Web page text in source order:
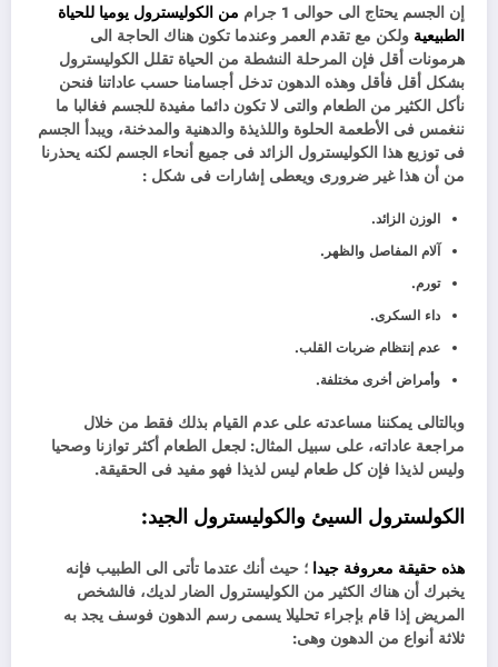
إن الجسم يحتاج الى حوالى 1 جرام
من الكوليسترول يوميا للحياة
الطبيعية ولكن مع تقدم العمر وعندما تكون هناك الحاجة الى
هرمونات أقل فإن المرحلة النشطة من الحياة تقلل الكوليسترول
بشكل أقل فأقل وهذه الدهون تدخل أجسامنا حسب عاداتنا فنحن
نأكل الكثير من الطعام والتى لا تكون دائما مفيدة للجسم فغالبا ما
ننغمس فى الأطعمة الحلوة واللذيذة والدهنية والمدخنة، ويبدأ الجسم
فى توزيع هذا الكوليسترول الزائد فى جميع أنحاء الجسم لكنه يحذرنا
من أن هذا غير ضرورى ويعطى إشارات فى شكل :
الوزن الزائد.
آلام المفاصل والظهر.
تورم.
داء السكرى.
عدم إنتظام ضربات القلب.
وأمراض أخرى مختلفة.
وبالتالى يمكننا مساعدته على عدم القيام بذلك فقط من خلال
مراجعة عاداته، على سبيل المثال: لجعل الطعام أكثر توازنا وصحيا
وليس لذيذا فإن كل طعام ليس لذيذا فهو مفيد فى الحقيقة.
الكولسترول السيئ والكوليسترول الجيد:
هذه حقيقة معروفة جيدا ؛ حيث أنك عتدما تأتى الى الطبيب فإنه
يخبرك أن هناك الكثير من الكوليسترول الضار لديك، فالشخص
المريض إذا قام بإجراء تحليلا يسمى رسم الدهون فوسف يجد به
ثلاثة أنواع من الدهون وهى: